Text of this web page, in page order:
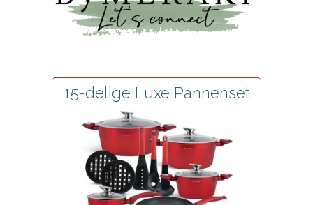
15-delige Luxe Pannenset